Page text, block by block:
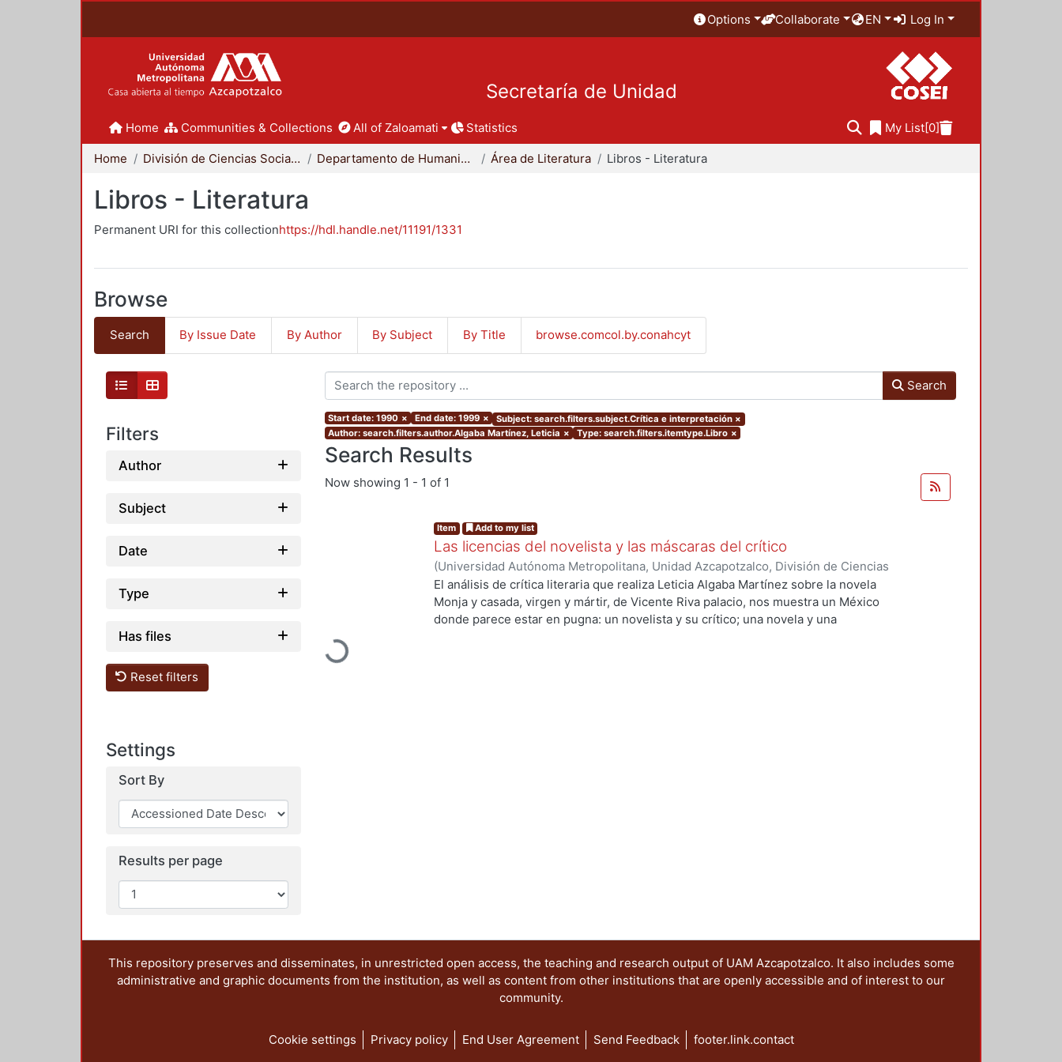
Options Collaborate EN Log In
Secretaría de Unidad
Home Communities & Collections All of Zaloamati Statistics My List[0]
Home División de Ciencias Sociales y Humanidades Departamento de Humanidades Área de Literatura Libros - Literatura
Libros - Literatura
Permanent URI for this collectionhttps://hdl.handle.net/11191/1331
Browse
Search By Issue Date By Author By Subject By Title browse.comcol.by.conahcyt
Filters
Author
Subject
Date
Type
Has files
Reset filters
Settings
Sort By
Results per page
Search
Start date: 1990 × End date: 1999 × Subject: search.filters.subject.Crítica e interpretación ×
Author: search.filters.author.Algaba Martínez, Leticia × Type: search.filters.itemtype.Libro ×
Search Results
Now showing 1 - 1 of 1
Loading...
Item Add to my list
Las licencias del novelista y las máscaras del crítico
(Universidad Autónoma Metropolitana, Unidad Azcapotzalco, División de Ciencias
Sociales y Humanidades, Departamento de Humanidades, Área de Literatura,1997
Algaba Martínez, Leticia
El análisis de crítica literaria que realiza Leticia Algaba Martínez sobre la novela
Monja y casada, virgen y mártir, de Vicente Riva palacio, nos muestra un México
donde parece estar en pugna: un novelista y su crítico; una novela y una
This repository preserves and disseminates, in unrestricted open access, the teaching and research output of UAM Azcapotzalco. It also includes some
administrative and graphic documents from the institution, as well as content from other institutions that are openly accessible and of interest to our
community.
Cookie settings Privacy policy End User Agreement Send Feedback footer.link.contact